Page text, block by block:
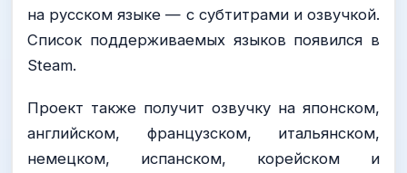
на русском языке — с субтитрами и озвучкой.
Список поддерживаемых языков появился в
Steam.
Проект также получит озвучку на японском,
английском, французском, итальянском,
немецком, испанском, корейском и